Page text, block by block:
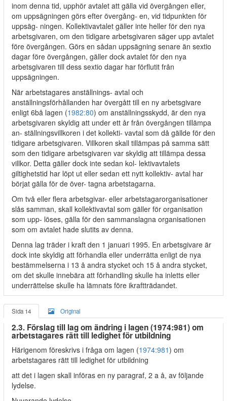
inom denna tid, upphör avtalet att gälla vid övergången eller,
om uppsägningen görs efter övergång- en, vid tidpunkten för
uppsäg- ningen. Kollektivavtalet gäller inte heller för den nya
arbetsgivaren, om den tidigare arbetsgivaren säger upp avtalet
före övergången. Görs en sådan uppsägning senare än sextio
dagar före övergången, gäller dock avtalet för den nya
arbetsgivaren till dess sextio dagar har förflutit från
uppsägningen.
När arbetstagares anställnings- avtal och
anställningsförhållanden har övergått till en ny arbetsgivare
enligt 6bå lagen (1982:80) om anställningsskydd, är den nya
arbetsgivaren skyldig att under ett år från övergången tillämpa
an- ställningsvillkoren i det kollekti- vavtal som då gällde för den
tidigare arbetsgivaren. Villkoren skall tillämpas på samma sätt
som den tidigare arbetsgivaren var skyldig att tillämpa dessa
villkor. Detta gäller dock inte sedan kol- lektivavtalets
giltighetstid har löpt ut eller sedan ett nytt kollektiv- avtal har
börjat gälla för de över- tagna arbetstagarna.
Om två eller flera arbetsgivar- eller arbetstagarorganisationer
slås samman, skall kollektivavtal som gäller för organisation
som upp- löses, gälla för den sammanslagna organisationen
som om avtalet hade slutits av denna.
Denna lag träder i kraft den 1 januari 1995. En arbetsgivare är
dock inte skyldig att förhandla eller underrätta enligt de nya
bestämmelserna i 13 å andra stycket och 15 å andra stycket,
om det skulle innebära att förhandling skulle ha inletts eller
underrättelse skulle ha lämnats före ikraftträdandet.
Sida 14 Original
2.3. Förslag till lag om ändring i lagen (1974:981) om
arbetstagares rätt till ledighet för utbildning
Härigenom föreskrivs i fråga om lagen (1974:981) om
arbetstagares rätt till ledighet för utbildning
att det i lagen skall införas en ny paragraf, 2 a å, av följande
lydelse.